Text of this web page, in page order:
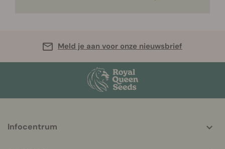
Meld je aan voor onze nieuwsbrief
helpful
Infocentrum